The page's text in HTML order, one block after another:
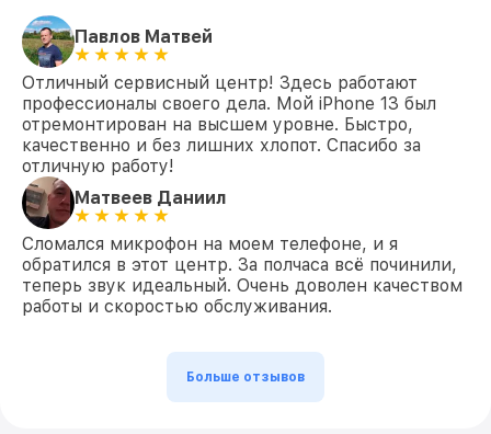
Павлов Матвей
Отличный сервисный центр! Здесь работают
профессионалы своего дела. Мой iPhone 13 был
отремонтирован на высшем уровне. Быстро,
качественно и без лишних хлопот. Спасибо за
отличную работу!
Матвеев Даниил
Сломался микрофон на моем телефоне, и я
обратился в этот центр. За полчаса всё починили,
теперь звук идеальный. Очень доволен качеством
работы и скоростью обслуживания.
Больше отзывов